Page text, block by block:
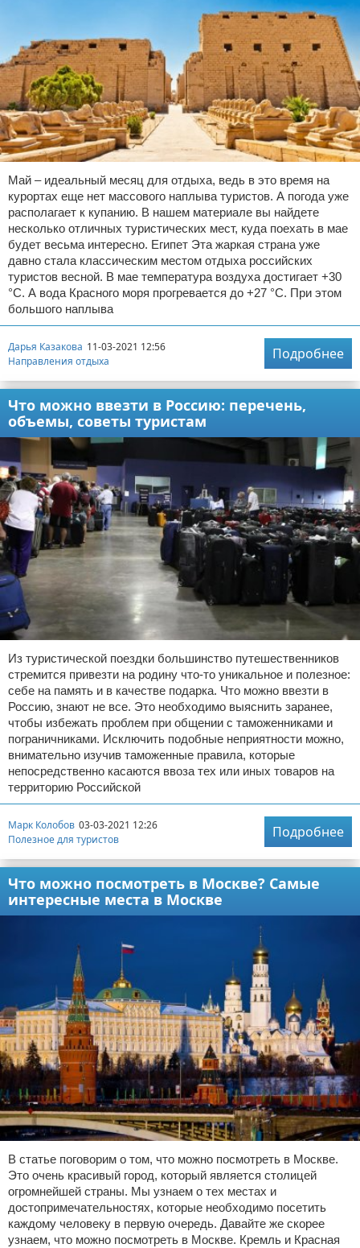
Май – идеальный месяц для отдыха, ведь в это время на
курортах еще нет массового наплыва туристов. А погода уже
располагает к купанию. В нашем материале вы найдете
несколько отличных туристических мест, куда поехать в мае
будет весьма интересно. Египет Эта жаркая страна уже
давно стала классическим местом отдыха российских
туристов весной. В мае температура воздуха достигает +30
°C. А вода Красного моря прогревается до +27 °C. При этом
большого наплыва
Дарья Казакова 11-03-2021 12:56
Направления отдыха
Подробнее
Что можно ввезти в Россию: перечень,
объемы, советы туристам
Из туристической поездки большинство путешественников
стремится привезти на родину что-то уникальное и полезное:
себе на память и в качестве подарка. Что можно ввезти в
Россию, знают не все. Это необходимо выяснить заранее,
чтобы избежать проблем при общении с таможенниками и
пограничниками. Исключить подобные неприятности можно,
внимательно изучив таможенные правила, которые
непосредственно касаются ввоза тех или иных товаров на
территорию Российской
Марк Колобов 03-03-2021 12:26
Полезное для туристов
Подробнее
Что можно посмотреть в Москве? Самые
интересные места в Москве
В статье поговорим о том, что можно посмотреть в Москве.
Это очень красивый город, который является столицей
огромнейшей страны. Мы узнаем о тех местах и
достопримечательностях, которые необходимо посетить
каждому человеку в первую очередь. Давайте же скорее
узнаем, что можно посмотреть в Москве. Кремль и Красная